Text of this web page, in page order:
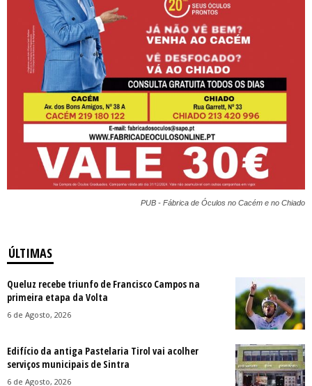
PUB - Fábrica de Óculos no Cacém e no Chiado
ÚLTIMAS
Queluz recebe triunfo de Francisco Campos na
primeira etapa da Volta
6 de Agosto, 2026
Edifício da antiga Pastelaria Tirol vai acolher
serviços municipais de Sintra
6 de Agosto, 2026